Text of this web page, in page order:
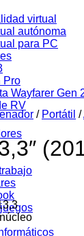
virtual
autónoma
para PC
Pro
Wayfarer Gen
RV
/ Portátil /